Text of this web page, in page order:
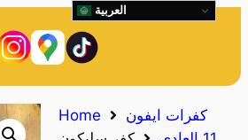
Home
كفرات ايفون
العربية